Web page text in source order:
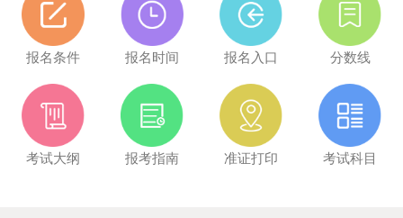
报名条件 报名时间 报名入口 分数线
考试大纲 报考指南 准证打印 考试科目